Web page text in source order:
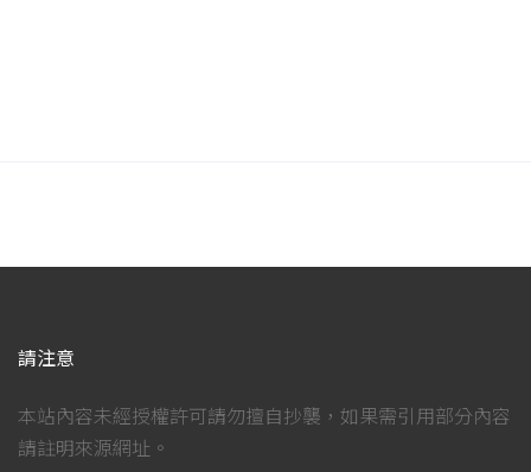
請注意
本站內容未經授權許可請勿擅自抄襲，如果需引用部分內容
請註明來源網址。